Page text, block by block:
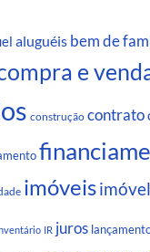
aluguéis bem de
e
construção contrato
imóveisimóvel
IR juros